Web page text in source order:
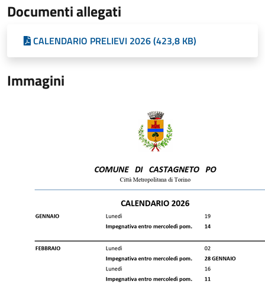
Documenti allegati
CALENDARIO PRELIEVI 2026 (423,8 KB)
Immagini